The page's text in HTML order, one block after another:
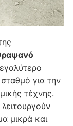
για την
τέχνης.
μικρά και